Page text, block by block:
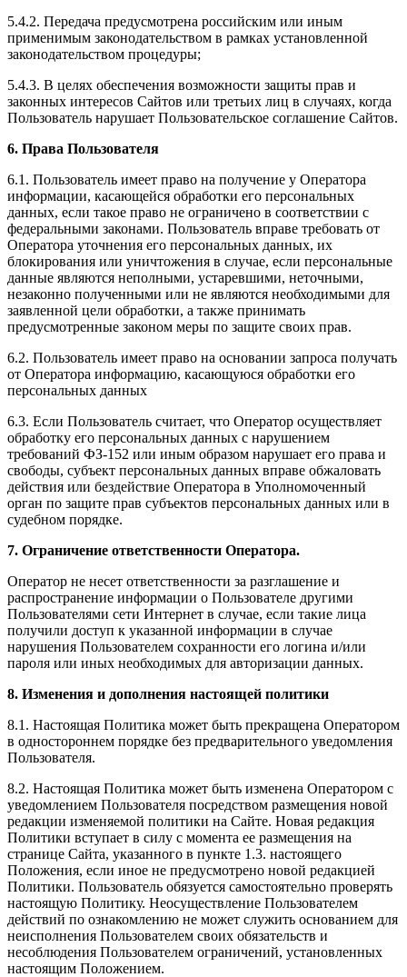
5.4.2. Передача предусмотрена российским или иным
применимым законодательством в рамках установленной
законодательством процедуры;
5.4.3. В целях обеспечения возможности защиты прав и
законных интересов Сайтов или третьих лиц в случаях, когда
Пользователь нарушает Пользовательское соглашение Сайтов.
6. Права Пользователя
6.1. Пользователь имеет право на получение у Оператора
информации, касающейся обработки его персональных
данных, если такое право не ограничено в соответствии с
федеральными законами. Пользователь вправе требовать от
Оператора уточнения его персональных данных, их
блокирования или уничтожения в случае, если персональные
данные являются неполными, устаревшими, неточными,
незаконно полученными или не являются необходимыми для
заявленной цели обработки, а также принимать
предусмотренные законом меры по защите своих прав.
6.2. Пользователь имеет право на основании запроса получать
от Оператора информацию, касающуюся обработки его
персональных данных
6.3. Если Пользователь считает, что Оператор осуществляет
обработку его персональных данных с нарушением
требований ФЗ-152 или иным образом нарушает его права и
свободы, субъект персональных данных вправе обжаловать
действия или бездействие Оператора в Уполномоченный
орган по защите прав субъектов персональных данных или в
судебном порядке.
7. Ограничение ответственности Оператора.
Оператор не несет ответственности за разглашение и
распространение информации о Пользователе другими
Пользователями сети Интернет в случае, если такие лица
получили доступ к указанной информации в случае
нарушения Пользователем сохранности его логина и/или
пароля или иных необходимых для авторизации данных.
8. Изменения и дополнения настоящей политики
8.1. Настоящая Политика может быть прекращена Оператором
в одностороннем порядке без предварительного уведомления
Пользователя.
8.2. Настоящая Политика может быть изменена Оператором с
уведомлением Пользователя посредством размещения новой
редакции изменяемой политики на Сайте. Новая редакция
Политики вступает в силу с момента ее размещения на
странице Сайта, указанного в пункте 1.3. настоящего
Положения, если иное не предусмотрено новой редакцией
Политики. Пользователь обязуется самостоятельно проверять
настоящую Политику. Неосуществление Пользователем
действий по ознакомлению не может служить основанием для
неисполнения Пользователем своих обязательств и
несоблюдения Пользователем ограничений, установленных
настоящим Положением.